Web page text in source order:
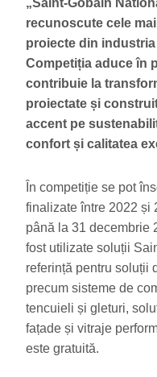
„Saint-Gobain
recunoscute cele
proiecte din
Competiția aduce în
contribuie la
proiectate și
accent pe
confort și calitatea
În competiție se pot
finalizate între 2022 și
până la 31 decembrie
fost utilizate soluții
referință pentru soluții
precum sisteme de
tencuieli și gleturi,
fațade și vitraje
este gratuită.